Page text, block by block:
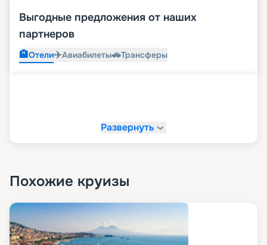
Выгодные предложения от наших
партнеров
🏨Отели✈️Авиабилеты🚗Трансферы
Развернуть
Похожие круизы